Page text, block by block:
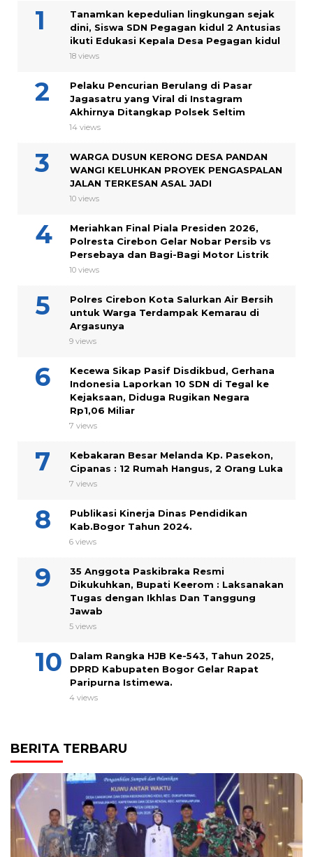
Tanamkan kepedulian lingkungan sejak
dini, Siswa SDN Pegagan kidul 2 Antusias
ikuti Edukasi Kepala Desa Pegagan kidul
18 views
Pelaku Pencurian Berulang di Pasar
Jagasatru yang Viral di Instagram
Akhirnya Ditangkap Polsek Seltim
14 views
WARGA DUSUN KERONG DESA PANDAN
WANGI KELUHKAN PROYEK PENGASPALAN
JALAN TERKESAN ASAL JADI
10 views
Meriahkan Final Piala Presiden 2026,
Polresta Cirebon Gelar Nobar Persib vs
Persebaya dan Bagi-Bagi Motor Listrik
10 views
Polres Cirebon Kota Salurkan Air Bersih
untuk Warga Terdampak Kemarau di
Argasunya
9 views
Kecewa Sikap Pasif Disdikbud, Gerhana
Indonesia Laporkan 10 SDN di Tegal ke
Kejaksaan, Diduga Rugikan Negara
Rp1,06 Miliar
7 views
Kebakaran Besar Melanda Kp. Pasekon,
Cipanas : 12 Rumah Hangus, 2 Orang Luka
7 views
Publikasi Kinerja Dinas Pendidikan
Kab.Bogor Tahun 2024.
6 views
35 Anggota Paskibraka Resmi
Dikukuhkan, Bupati Keerom : Laksanakan
Tugas dengan Ikhlas Dan Tanggung
Jawab
5 views
Dalam Rangka HJB Ke-543, Tahun 2025,
DPRD Kabupaten Bogor Gelar Rapat
Paripurna Istimewa.
4 views
BERITA TERBARU